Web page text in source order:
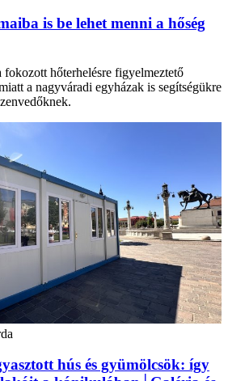
is be lehet menni a hőség
fokozott hőterhelésre figyelmeztető
a nagyváradi egyházak is segítségükre
hús és gyümölcsök: így